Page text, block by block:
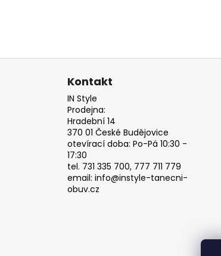
Kontakt
IN Style
Prodejna:
Hradební 14
370 01 České Budějovice
otevírací doba: Po-Pá 10:30 -
17:30
tel. 731 335 700, 777 711 779
email: info@instyle-tanecni-
obuv.cz